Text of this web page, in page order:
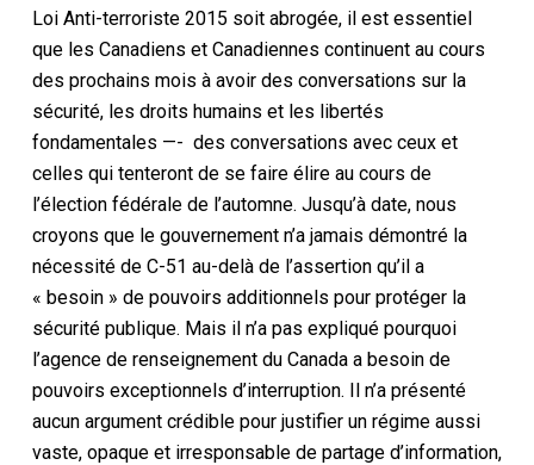
Loi Anti-terroriste 2015 soit abrogée, il est essentiel
que les Canadiens et Canadiennes continuent au cours
des prochains mois à avoir des conversations sur la
sécurité, les droits humains et les libertés
fondamentales —- des conversations avec ceux et
celles qui tenteront de se faire élire au cours de
l’élection fédérale de l’automne. Jusqu’à date, nous
croyons que le gouvernement n’a jamais démontré la
nécessité de C-51 au-delà de l’assertion qu’il a
« besoin » de pouvoirs additionnels pour protéger la
sécurité publique. Mais il n’a pas expliqué pourquoi
l’agence de renseignement du Canada a besoin de
pouvoirs exceptionnels d’interruption. Il n’a présenté
aucun argument crédible pour justifier un régime aussi
vaste, opaque et irresponsable de partage d’information,